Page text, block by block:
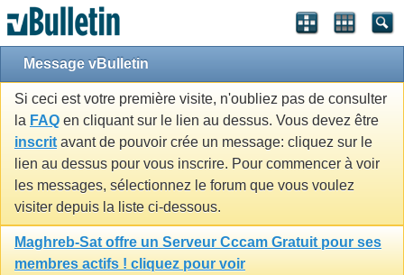
Message vBulletin
Si ceci est votre première visite, n'oubliez pas de consulter
la FAQ en cliquant sur le lien au dessus. Vous devez être
inscrit avant de pouvoir crée un message: cliquez sur le
lien au dessus pour vous inscrire. Pour commencer à voir
les messages, sélectionnez le forum que vous voulez
visiter depuis la liste ci-dessous.
Maghreb-Sat offre un Serveur Cccam Gratuit pour ses
membres actifs ! cliquez pour voir